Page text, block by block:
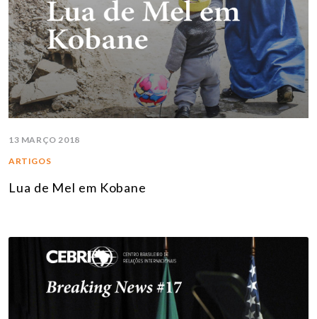
13 MARÇO 2018
ARTIGOS
Lua de Mel em Kobane